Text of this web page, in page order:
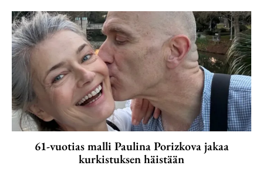
61-vuotias malli Paulina Porizkova jakaa
kurkistuksen häistään